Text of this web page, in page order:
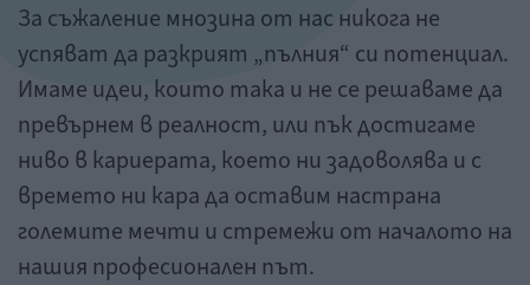
За съжаление мнозина от нас никога не
успяват да разкрият „пълния“ си потенциал.
Имаме идеи, които така и не се решаваме да
превърнем в реалност, или пък достигаме
ниво в кариерата, което ни задоволява и с
времето ни кара да оставим настрана
големите мечти и стремежи от началото на
нашия професионален път.